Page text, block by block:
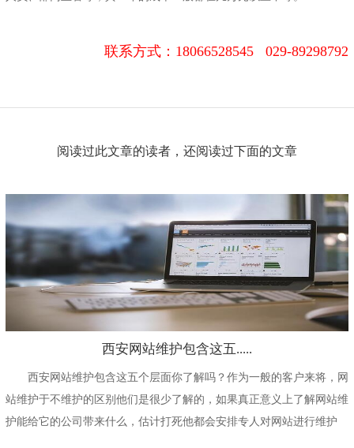
联系方式： 18066528545 029-89298792
阅读过此文章的读者，还阅读过下面的文章
西安网站维护包含这五.....
西安网站维护包含这五个层面你了解吗？作为一般的客户来将，网
站维护于不维护的区别他们是很少了解的，如果真正意义上了解网站维
护能给它的公司带来什么，估计打死他都会安排专人对网站进行维护